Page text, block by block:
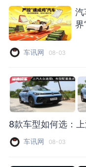
汽
界
车讯网 08-03
8款车型如何选：
车讯网 08-03